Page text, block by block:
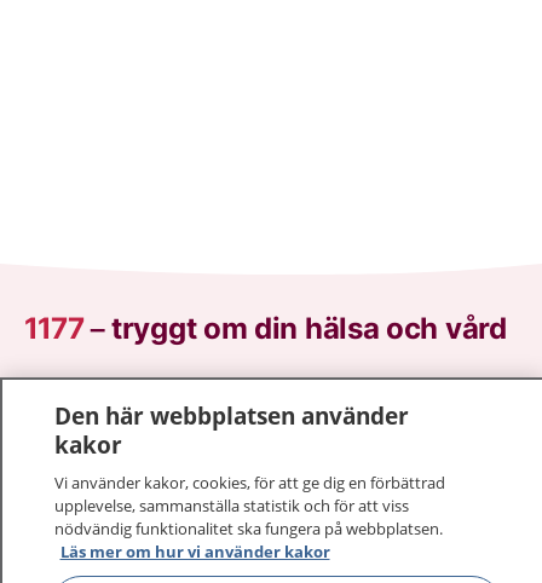
1177–tryggt om din hälsa och vård
På 1177.se får du råd om hälsa och information om
sjukdomar och vilka mottagningar du kan kontakta.
Logga in för att läsa din journal och göra dina
vårdärenden. Ring telefonnummer 1177 för
sjukvårdsrådgivning dygnet runt.
1177 ger dig råd när du vill må bättre.
Den här webbplatsen använder
kakor
Vi använder kakor, cookies, för att ge dig en förbättrad
upplevelse, sammanställa statistik och för att viss
nödvändig funktionalitet ska fungera på webbplatsen.
Läs mer om hur vi använder kakor